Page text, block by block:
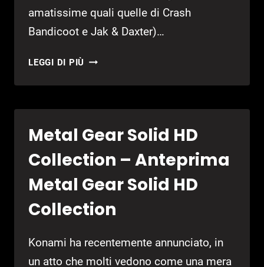
amatissime quali quelle di Crash
Bandicoot e Jak & Daxter)…
LEGGI DI PIÙ UNCHARTED
DRAKE’S
ANTEPRIMA
3:
DRAKE’S
DECEPTION
Metal Gear Solid HD
Collection – Anteprima
Metal Gear Solid HD
Collection
Konami ha recentemente annunciato, in
un atto che molti vedono come una mera